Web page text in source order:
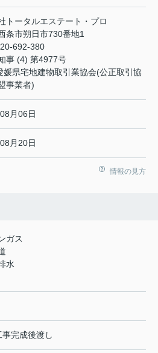
トータルエステート・プロ
条市朔日市730番地1
692-380
事 (4) 第4977号
媛県宅地建物取引業協会(公正取引協
事業者)
月06日
月20日
情報の見方
ガス
水
事完成後渡し